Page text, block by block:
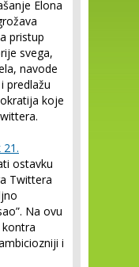
Elona
pristup
svega,
navode
predlažu
koje
21.
ostavku
Twittera
Na ovu
kontra
i